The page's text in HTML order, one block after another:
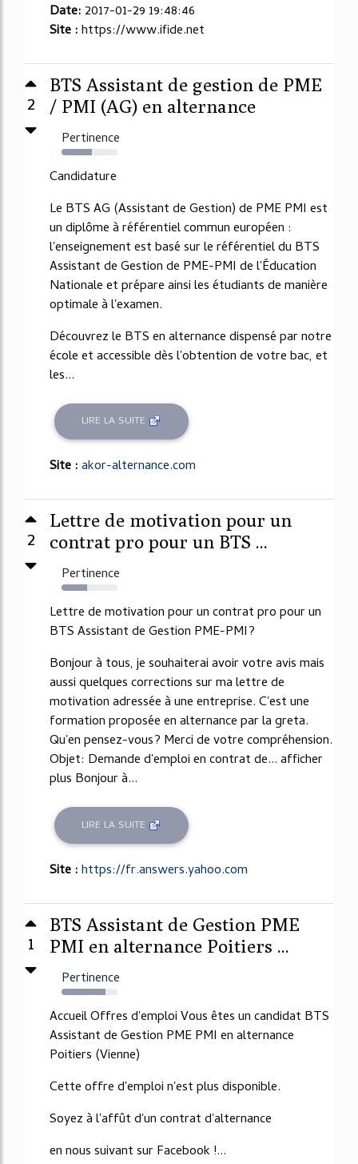
Date: 2017-01-29 19:48:46
Site :https://www.ifide.net
2
BTS Assistant de gestion de PME
/ PMI (AG) en alternance
Pertinence
54%
Candidature
Le BTS AG (Assistant de Gestion) de PME PMI est
un diplôme à référentiel commun européen :
l'enseignement est basé sur le référentiel du BTS
Assistant de Gestion de PME-PMI de l'Éducation
Nationale et prépare ainsi les étudiants de manière
optimale à l'examen.
Découvrez le BTS en alternance dispensé par notre
école et accessible dès l'obtention de votre bac, et
les...
LIRE LA SUITE
Site :akor-alternance.com
2
Lettre de motivation pour un
contrat pro pour un BTS ...
Pertinence
46%
Lettre de motivation pour un contrat pro pour un
BTS Assistant de Gestion PME-PMI?
Bonjour à tous, je souhaiterai avoir votre avis mais
aussi quelques corrections sur ma lettre de
motivation adressée à une entreprise. C'est une
formation proposée en alternance par la greta.
Qu'en pensez-vous? Merci de votre compréhension.
Objet: Demande d'emploi en contrat de... afficher
plus Bonjour à...
LIRE LA SUITE
Site :https://fr.answers.yahoo.com
1
BTS Assistant de Gestion PME
PMI en alternance Poitiers ...
Pertinence
78%
Accueil Offres d'emploi Vous êtes un candidat BTS
Assistant de Gestion PME PMI en alternance
Poitiers (Vienne)
Cette offre d'emploi n'est plus disponible.
Soyez à l'affût d'un contrat d'alternance
en nous suivant sur Facebook !...